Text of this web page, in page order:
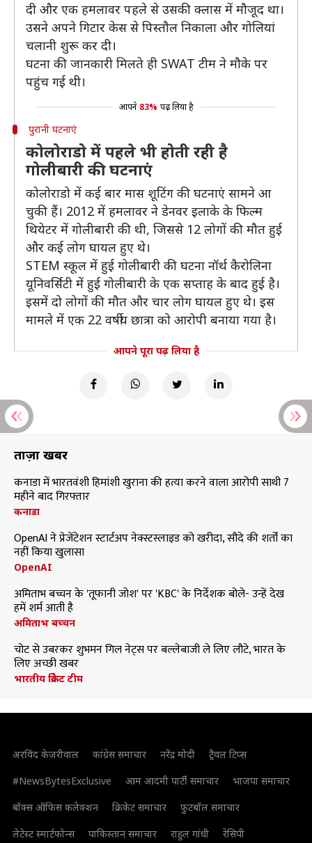
दी और एक हमलावर पहले से उसकी क्लास में मौजूद था।
उसने अपने गिटार केस से पिस्तौल निकाला और गोलियां
चलानी शुरू कर दी।
घटना की जानकारी मिलते ही SWAT टीम ने मौके पर
पहुंच गई थी।
आपने 83% पढ़ लिया है
पुरानी घटनाएं
कोलोराडो में पहले भी होती रही है
गोलीबारी की घटनाएं
कोलोराडो में कई बार मास शूटिंग की घटनाएं सामने आ
चुकी हैं। 2012 में हमलावर ने डेनवर इलाके के फिल्म
थियेटर में गोलीबारी की थी, जिससे 12 लोगों की मौत हुई
और कई लोग घायल हुए थे।
STEM स्कूल में हुई गोलीबारी की घटना नॉर्थ कैरोलिना
यूनिवर्सिटी में हुई गोलीबारी के एक सप्ताह के बाद हुई है।
इसमें दो लोगों की मौत और चार लोग घायल हुए थे। इस
मामले में एक 22 वर्षीय छात्रा को आरोपी बनाया गया है।
आपने पूरा पढ़ लिया है
ताज़ा खबरें
कनाडा में भारतवंशी हिमांशी खुराना की हत्या करने वाला आरोपी साथी 7
महीने बाद गिरफ्तार
कनाडा
OpenAI ने प्रेजेंटेशन स्टार्टअप नेक्स्टस्लाइड को खरीदा, सौदे की शर्तों का
नहीं किया खुलासा
OpenAI
अमिताभ बच्चन के 'तूफानी जोश' पर 'KBC' के निर्देशक बोले- उन्हें देख
हमें शर्म आती है
अमिताभ बच्चन
चोट से उबरकर शुभमन गिल नेट्स पर बल्लेबाजी ले लिए लौटे, भारत के
लिए अच्छी खबर
भारतीय क्रिकेट टीम
अरविंद केजरीवाल कांग्रेस समाचार नरेंद्र मोदी
ट्रैवल टिप्स
#NewsBytesExclusive
आम आदमी पार्टी समाचार
भाजपा समाचार
बॉक्स ऑफिस कलेक्शन
क्रिकेट समाचार
फुटबॉल समाचार
लेटेस्ट स्मार्टफोन्स
पाकिस्तान समाचार राहुल गांधी रेसिपी